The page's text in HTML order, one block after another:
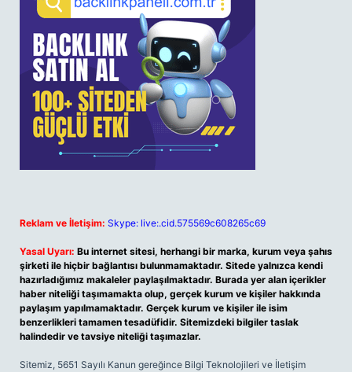
Reklam ve İletişim: Skype: live:.cid.575569c608265c69
Yasal Uyarı: Bu internet sitesi, herhangi bir marka, kurum veya şahıs
şirketi ile hiçbir bağlantısı bulunmamaktadır. Sitede yalnızca kendi
hazırladığımız makaleler paylaşılmaktadır. Burada yer alan içerikler
haber niteliği taşımamakta olup, gerçek kurum ve kişiler hakkında
paylaşım yapılmamaktadır. Gerçek kurum ve kişiler ile isim
benzerlikleri tamamen tesadüfidir. Sitemizdeki bilgiler taslak
halindedir ve tavsiye niteliği taşımazlar.
Sitemiz, 5651 Sayılı Kanun gereğince Bilgi Teknolojileri ve İletişim